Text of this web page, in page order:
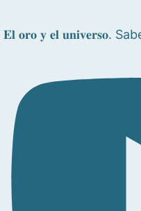
𝐄𝐥 𝐨𝐫𝐨 𝐲 𝐞𝐥 𝐮𝐧𝐢𝐯𝐞𝐫𝐬𝐨.